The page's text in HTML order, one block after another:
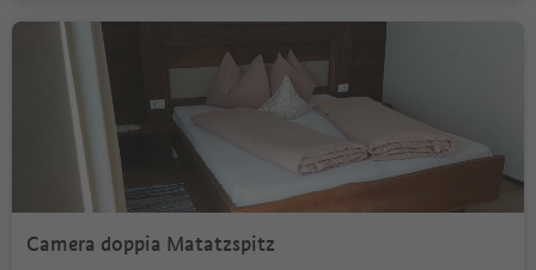
Camera doppia Matatzspitz